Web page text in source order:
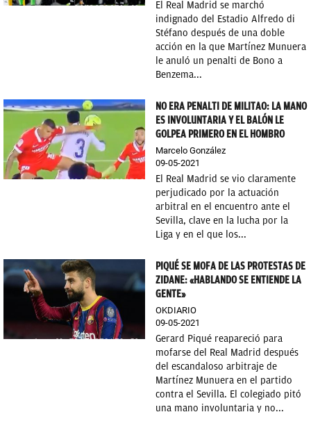
El Real Madrid se marchó
indignado del Estadio Alfredo di
Stéfano después de una doble
acción en la que Martínez Munuera
le anuló un penalti de Bono a
Benzema...
NO ERA PENALTI DE MILITAO: LA MANO
ES INVOLUNTARIA Y EL BALÓN LE
GOLPEA PRIMERO EN EL HOMBRO
Marcelo González
09-05-2021
El Real Madrid se vio claramente
perjudicado por la actuación
arbitral en el encuentro ante el
Sevilla, clave en la lucha por la
Liga y en el que los...
PIQUÉ SE MOFA DE LAS PROTESTAS DE
ZIDANE: «HABLANDO SE ENTIENDE LA
GENTE»
OKDIARIO
09-05-2021
Gerard Piqué reapareció para
mofarse del Real Madrid después
del escandaloso arbitraje de
Martínez Munuera en el partido
contra el Sevilla. El colegiado pitó
una mano involuntaria y no...